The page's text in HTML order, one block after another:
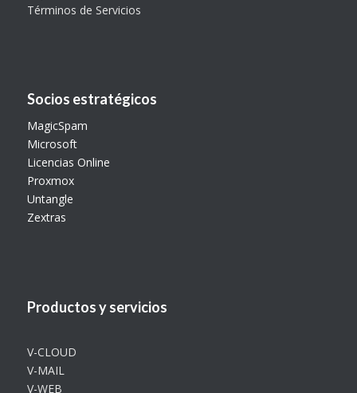
Términos de Servicios
Socios estratégicos
MagicSpam
Microsoft
Licencias Online
Proxmox
Untangle
Zextras
Productos y servicios
V-CLOUD
V-MAIL
V-WEB